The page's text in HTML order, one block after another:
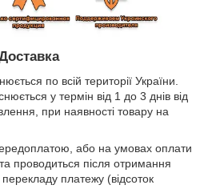
по всій території України.
у термін від 1 до 3 днів від
при наявності товару на
або на умовах оплати
проводиться після отримання
платежу (відсоток